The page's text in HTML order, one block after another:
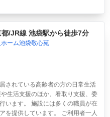
/JR線 池袋駅から徒歩7分
ーム池袋敬心苑
されている高齢者の方の日常生活
生活支援のほか、看取り支援、委
います。 施設には多くの職員が在
を提供しています。 ご利用者一人